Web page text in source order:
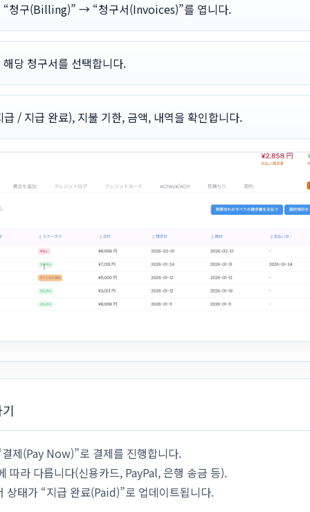
“청구(Billing)” → “청구서(Invoices)”를 엽니다.
당 청구서를 선택합니다.
급 / 지급 완료), 지불 기한, 금액, 내역을 확인합니다.
제(Pay Now)”로 결제를 진행합니다.
따라 다릅니다(신용카드, PayPal, 은행 송금 등).
상태가 “지급 완료(Paid)”로 업데이트됩니다.